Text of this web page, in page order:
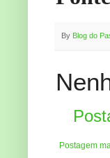
By Blog do
Postagem